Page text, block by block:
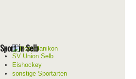
Sport in Selb
SV Union Selb
Eishockey
sonstige Sportarten